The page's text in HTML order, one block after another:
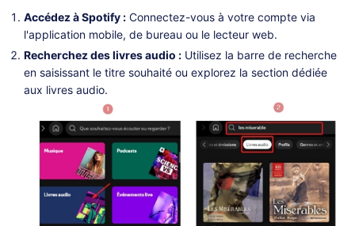
Accédez à Spotify : Connectez-vous à votre compte via
l'application mobile, de bureau ou le lecteur web.
Recherchez des livres audio : Utilisez la barre de recherche
en saisissant le titre souhaité ou explorez la section dédiée
aux livres audio.